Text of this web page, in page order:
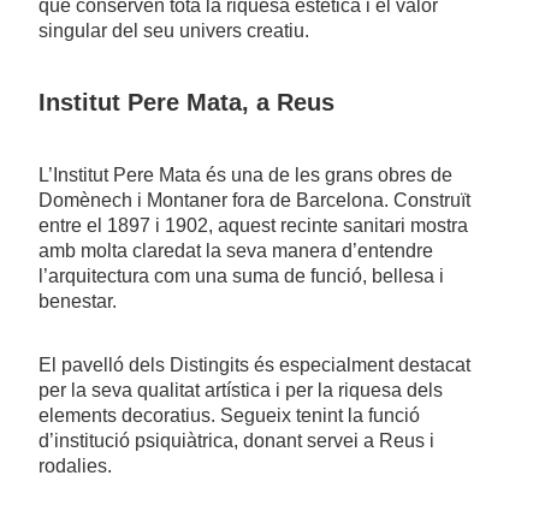
que conserven tota la riquesa estètica i el valor
singular del seu univers creatiu.
Institut Pere Mata, a Reus
L’Institut Pere Mata és una de les grans obres de
Domènech i Montaner fora de Barcelona. Construït
entre el 1897 i 1902, aquest recinte sanitari mostra
amb molta claredat la seva manera d’entendre
l’arquitectura com una suma de funció, bellesa i
benestar.
El pavelló dels Distingits és especialment destacat
per la seva qualitat artística i per la riquesa dels
elements decoratius. Segueix tenint la funció
d’institució psiquiàtrica, donant servei a Reus i
rodalies.